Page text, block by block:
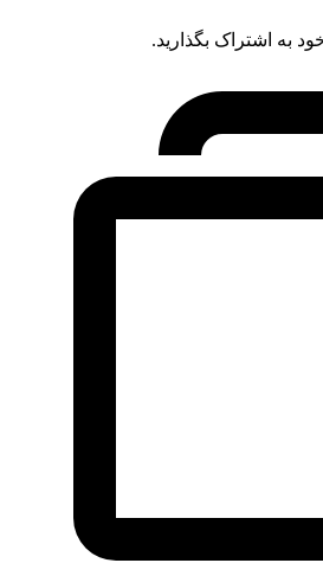
به اشتراک بگذارید.